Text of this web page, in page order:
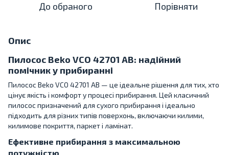
До обраного Порівняти
Опис
Пилосос Beko VCO 42701 AB: надійний
помічник у прибиранні
Пилосос Beko VCO 42701 AB — це ідеальне рішення для тих, хто
цінує якість і комфорт у процесі прибирання. Цей класичний
пилосос призначений для сухого прибирання і ідеально
підходить для різних типів поверхонь, включаючи килими,
килимове покриття, паркет і ламінат.
Ефективне прибирання з максимальною
потужністю